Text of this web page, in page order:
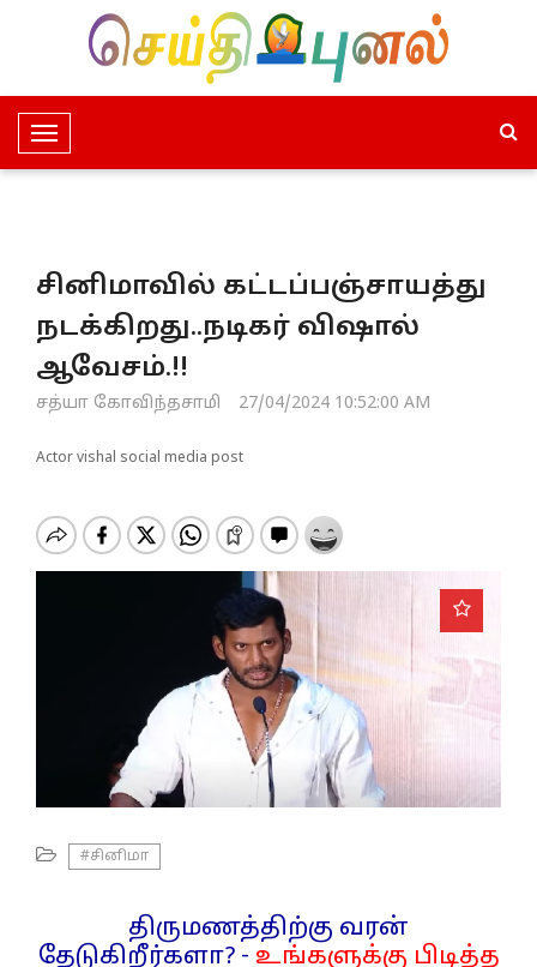
T
o
e
a
v
i
a
o
n
சினிமாவில் கட்டப்பஞ்சாயத்து
நடக்கிறது..நடிகர் விஷால்
ஆவேசம்.!!
சத்யா கோவிந்தசாமி 27/04/2024 10:52:00 AM
Actor vishal social media post
#சினிமா
திருமணத்திற்கு வரன்
தேடுகிறீர்களா? - உங்களுக்கு பிடித்த